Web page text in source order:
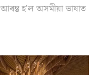
আৰম্ভ হ'ল অসমীয়া ভাষাত